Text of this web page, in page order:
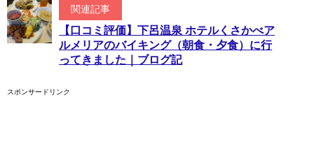
関連記事
【口コミ評価】下呂温泉 ホテルくさかべア
ルメリアのバイキング（朝食・夕食）に行
ってきました｜ブログ記
スポンサードリンク